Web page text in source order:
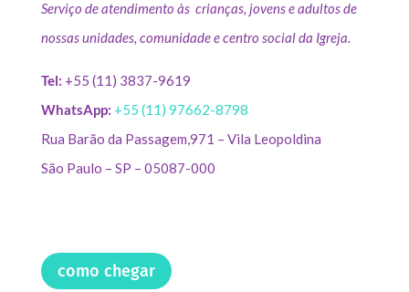
Serviço de atendimento às crianças, jovens e adultos de
nossas unidades, comunidade e centro social da Igreja.
Tel: +55 (11) 3837-9619
WhatsApp: +55 (11) 97662-8798
Rua Barão da Passagem,971 – Vila Leopoldina
São Paulo – SP – 05087-000
como chegar